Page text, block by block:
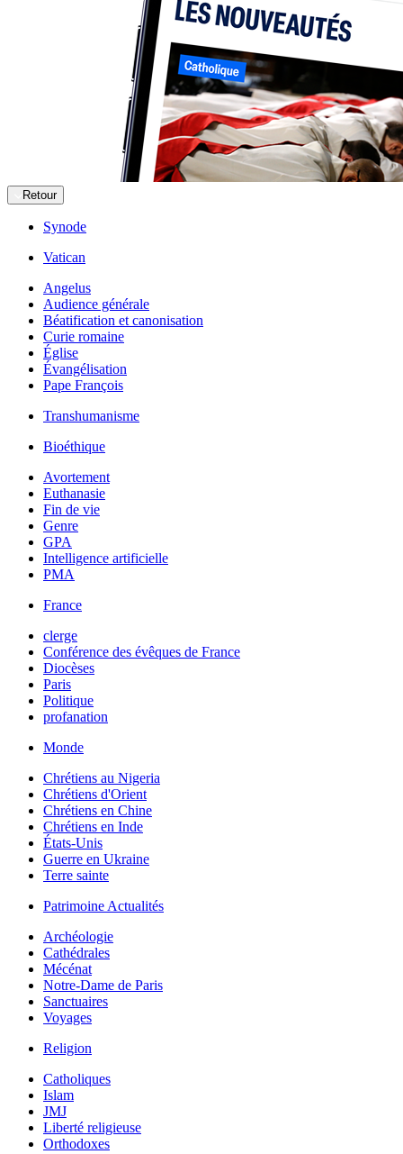
Retour
Synode
Vatican
Angelus
Audience générale
Béatification et canonisation
Curie romaine
Église
Évangélisation
Pape François
Transhumanisme
Bioéthique
Avortement
Euthanasie
Fin de vie
Genre
GPA
Intelligence artificielle
PMA
France
clerge
Conférence des évêques de France
Diocèses
Paris
Politique
profanation
Monde
Chrétiens au Nigeria
Chrétiens d'Orient
Chrétiens en Chine
Chrétiens en Inde
États-Unis
Guerre en Ukraine
Terre sainte
Patrimoine Actualités
Archéologie
Cathédrales
Mécénat
Notre-Dame de Paris
Sanctuaires
Voyages
Religion
Catholiques
Islam
JMJ
Liberté religieuse
Orthodoxes